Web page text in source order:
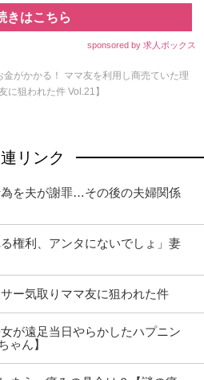
きはこちら
sponsored by 求人ボックス
金がかかる！ ママ友を利用し商売ていた理
に狙われた件 Vol.21】
リンク
を夫が謝罪…その後の夫婦関係
権利、アンタにないでしょ」妻
ー気取りママ友に狙われた件
が遠足当日やらかしたハプニン
ゃん】